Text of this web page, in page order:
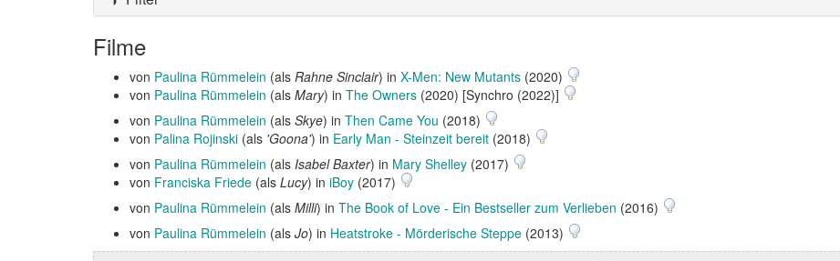
Filme
von Paulina Rümmelein (als Rahne Sinclair) in X-Men: New Mutants (2020)
von Paulina Rümmelein (als Mary) in The Owners (2020) [Synchro (2022)]
von Paulina Rümmelein (als Skye) in Then Came You (2018)
von Palina Rojinski (als 'Goona') in Early Man - Steinzeit bereit (2018)
von Paulina Rümmelein (als Isabel Baxter) in Mary Shelley (2017)
von Franciska Friede (als Lucy) in iBoy (2017)
von Paulina Rümmelein (als Milli) in The Book of Love - Ein Bestseller zum Verlieben (2016)
von Paulina Rümmelein (als Jo) in Heatstroke - Mörderische Steppe (2013)